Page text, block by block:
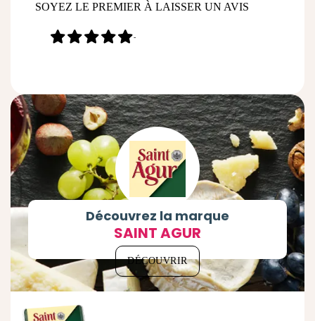
SOYEZ LE PREMIER À LAISSER UN AVIS
-
Découvrez la marque
SAINT AGUR
DÉCOUVRIR